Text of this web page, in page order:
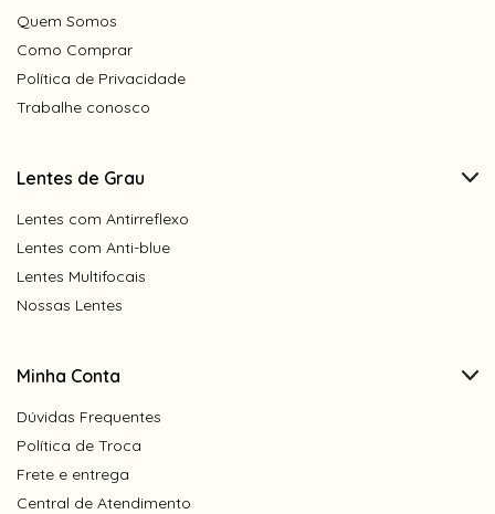
Quem Somos
Como Comprar
Política de Privacidade
Trabalhe conosco
Lentes de Grau
Lentes com Antirreflexo
Lentes com Anti-blue
Lentes Multifocais
Nossas Lentes
Minha Conta
Dúvidas Frequentes
Política de Troca
Frete e entrega
Central de Atendimento